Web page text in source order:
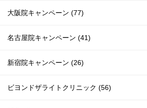
大阪院キャンペーン (77)
名古屋院キャンペーン (41)
新宿院キャンペーン (26)
ビヨンドザライトクリニック (56)